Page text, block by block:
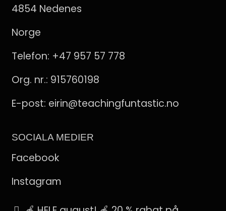
4854 Nedenes
Norge
Telefon: +47 957 57 778
Org. nr.: 915760198
E-post: eirin@teachingfuntastic.no
SOCIALA MEDIER
Facebook
Instagram
Pinterest